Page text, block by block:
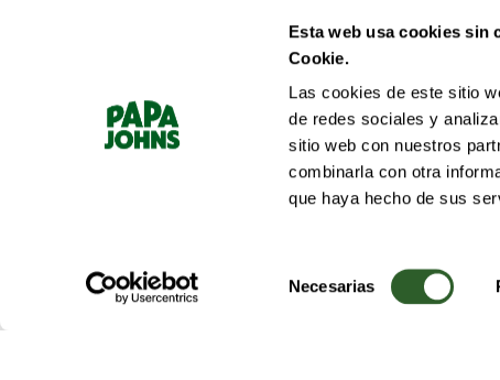
Esta web usa cookies sin
Cookie.
Las cookies de este sitio
de redes sociales y
sitio web con nuestros
combinarla con otra
que haya hecho de sus
de
consentimiento
Necesarias